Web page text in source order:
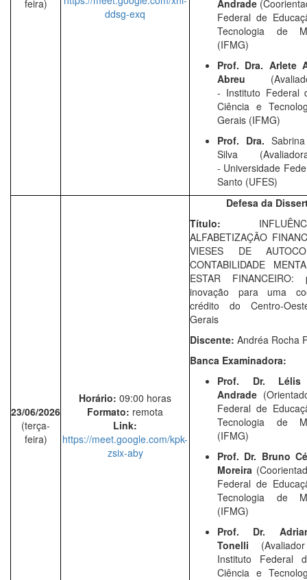
feira)
ddsg-exq
Andrade
Federal de
Tecnologia de
(IFMG)
Prof. Dra. Arlete
Abreu
- Instituto Federal
Ciência e
Gerais (IFMG)
Prof. Dra.
Silva (
- Universidade
Santo (UFES)
23/06/2026
(terça-
feira)
Horário: 09:00 horas
Formato: remota
Link:
https://meet.google.com/kpk-
zsix-aby
Defesa da
Título:
ALFABETIZAÇÃO
VIESES DE
CONTABILIDADE
ESTAR
inovação para uma
crédito do Centro-
Gerais
Discente: Andréa Rocha
Banca Examinadora:
Prof. Dr.
Andrade
Federal de
Tecnologia de
(IFMG)
Prof. Dr. Bruno
Moreira
Federal de
Tecnologia de
(IFMG)
Prof. Dr.
Tonelli
Instituto Federal
Ciência e